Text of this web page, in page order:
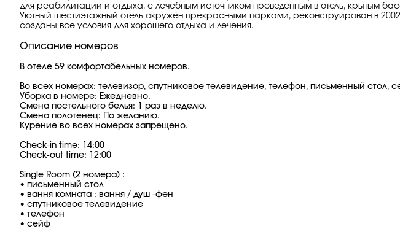
для реабилитации и отдыха, с лечебным источником проведенным в отель, крытым
Уютный шестиэтажный отель окружён прекрасными парками, реконструирован в
созданы все условия для хорошего отдыха и лечения.
Описание номеров
В отеле 59 комфортабельных номеров.
Во всех номерах: телевизор, спутниковое телевидение, телефон, письменный стол,
Уборка в номере: Ежедневно.
Смена постельного белья: 1 раз в неделю.
Смена полотенец: По желанию.
Курение во всех номерах запрещено.
Check-in time: 14:00
Check-out time: 12:00
Single Room (2 номера) :
• письменный стол
• вання комната : вання / душ -фен
• спутниковое телевидение
• телефон
• сейф